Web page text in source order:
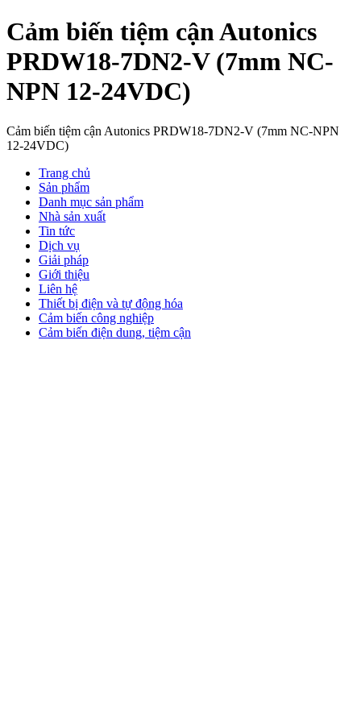
Cảm biến tiệm cận Autonics
PRDW18-7DN2-V (7mm NC-
NPN 12-24VDC)
Cảm biến tiệm cận Autonics PRDW18-7DN2-V (7mm NC-NPN
12-24VDC)
Trang chủ
Sản phẩm
Danh mục sản phẩm
Nhà sản xuất
Tin tức
Dịch vụ
Giải pháp
Giới thiệu
Liên hệ
Thiết bị điện và tự động hóa
Cảm biến công nghiệp
Cảm biến điện dung, tiệm cận